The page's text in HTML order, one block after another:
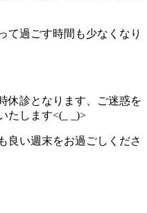
て過ごす時間も少なくなり
休診となります、ご迷惑を
たします<(_ _)>
良い週末をお過ごしくださ